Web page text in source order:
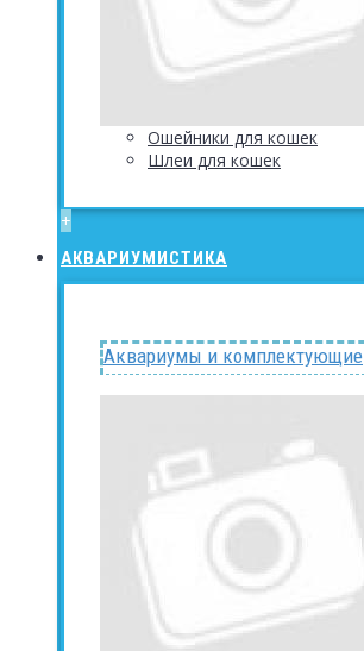
Ошейники для кошек
Шлеи для кошек
+
АКВАРИУМИСТИКА
Аквариумы и комплектующие